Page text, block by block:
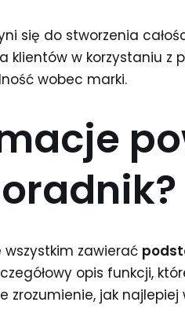
się do stworzenia
klientów w korzystaniu z
wobec marki.
zawierać
opis funkcji,
zrozumienie, jak